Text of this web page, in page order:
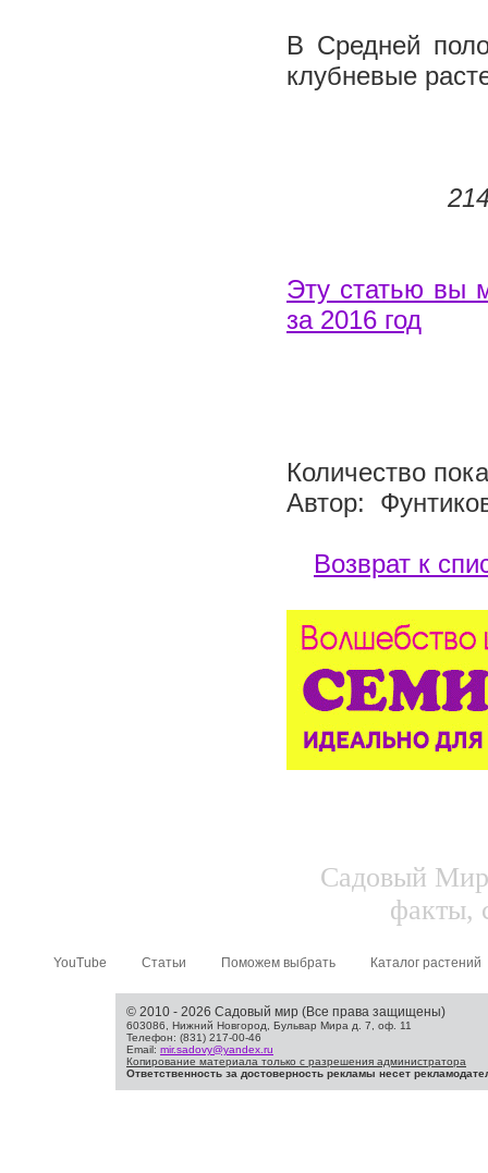
В Средней
клубневые
Эту статью вы
за 2016 год
Количество
Автор:
Возврат к
Садовый
факты,
YouTube Статьи Поможем выбрать Каталог растений
© 2010 - 2026 Садовый мир (Все права защищены)
603086, Нижний Новгород, Бульвар Мира д. 7, оф. 11
Телефон: (831) 217-00-46
Email: mir.sadovy@yandex.ru
Копирование материала только с разрешения администратора
Ответственность за достоверность рекламы несет